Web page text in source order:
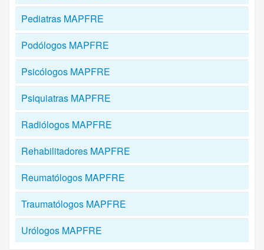
Pediatras MAPFRE
Podólogos MAPFRE
Psicólogos MAPFRE
Psiquiatras MAPFRE
Radiólogos MAPFRE
Rehabilitadores MAPFRE
Reumatólogos MAPFRE
Traumatólogos MAPFRE
Urólogos MAPFRE